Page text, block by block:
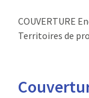
COUVERTURE
Territoires de